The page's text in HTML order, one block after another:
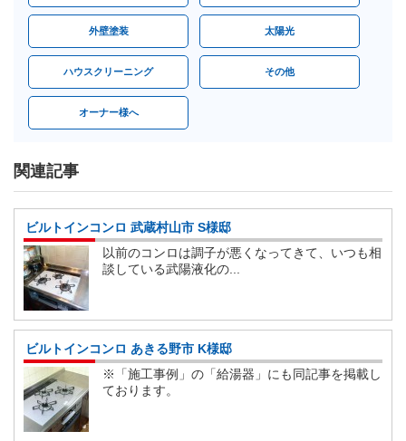
外壁塗装 太陽光
ハウスクリーニング その他
オーナー様へ
関連記事
ビルトインコンロ 武蔵村山市 S様邸
以前のコンロは調子が悪くなってきて、いつも相
談している武陽液化の...
ビルトインコンロ あきる野市 K様邸
※「施工事例」の「給湯器」にも同記事を掲載し
ております。